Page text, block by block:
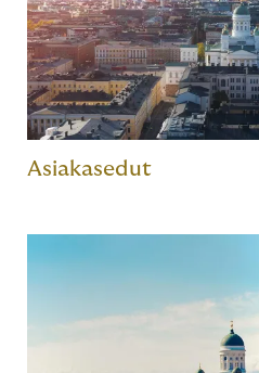
Asiakasedut